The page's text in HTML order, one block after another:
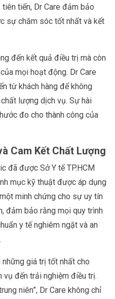
tiến, Dr Care đảm bảo
sự chăm sóc tốt nhất và kết
đến kết quả điều trị mà còn
mọi hoạt động. Dr Care
từ khách hàng để không
lượng dịch vụ. Sự hài
đo cho thành công của
Cam Kết Chất Lượng
đã được Sở Y tế TP.HCM
mục kỹ thuật được áp dụng
minh chứng cho sự uy tín
đảm bảo rằng mọi quy trình
y tế nghiêm ngặt và an
những giá trị tốt nhất cho
vụ đến trải nghiệm điều trị.
niên”, Dr Care không chỉ